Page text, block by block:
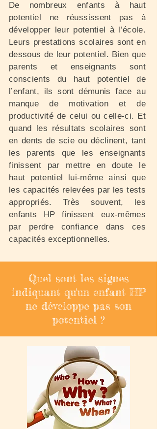
De nombreux enfants à haut
potentiel ne réussissent pas à
développer leur potentiel à l’école.
Leurs prestations scolaires sont en
dessous de leur potentiel. Bien que
parents et enseignants sont
conscients du haut potentiel de
l’enfant, ils sont démunis face au
manque de motivation et de
productivité de celui ou celle-ci. Et
quand les résultats scolaires sont
en dents de scie ou déclinent, tant
les parents que les enseignants
finissent par mettre en doute le
haut potentiel lui-même ainsi que
les capacités relevées par les tests
appropriés. Très souvent, les
enfants HP finissent eux-mêmes
par perdre confiance dans ces
capacités exceptionnelles.
Quel sont les signes
indiquant qu'un enfant HP
ne développe pas son
potentiel ?